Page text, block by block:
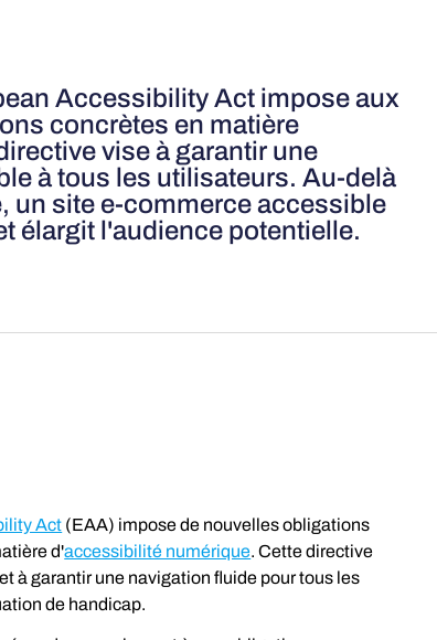
Accessibility Act impose aux
concrètes en matière
vise à garantir une
à tous les utilisateurs. Au-delà
un site e-commerce accessible
élargit l'audience potentielle.
Act (EAA) impose de nouvelles obligations
d'accessibilité numérique. Cette directive
à garantir une navigation fluide pour tous les
de handicap.